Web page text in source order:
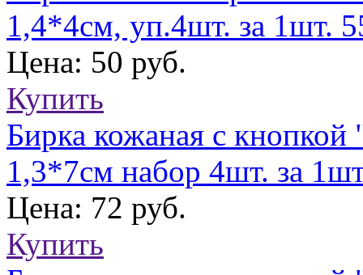
1,4*4см, уп.4шт. за 1шт.
Цена: 50 руб.
Купить
Бирка кожаная с
1,3*7см набор 4шт. за
Цена: 72 руб.
Купить